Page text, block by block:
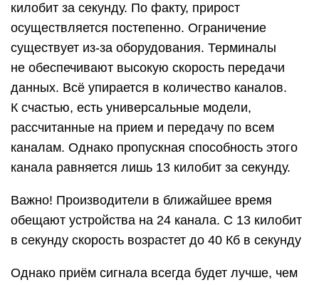
килобит за секунду. По факту, прирост
осуществляется постепенно. Ограничение
существует из-за оборудования. Терминалы
не обеспечивают высокую скорость передачи
данных. Всё упирается в количество каналов.
К счастью, есть универсальные модели,
рассчитанные на прием и передачу по всем
каналам. Однако пропускная способность этого
канала равняется лишь 13 килобит за секунду.
Важно! Производители в ближайшее время
обещают устройства на 24 канала. С 13 килобит
в секунду скорость возрастет до 40 Кб в секунду
Однако приём сигнала всегда будет лучше, чем